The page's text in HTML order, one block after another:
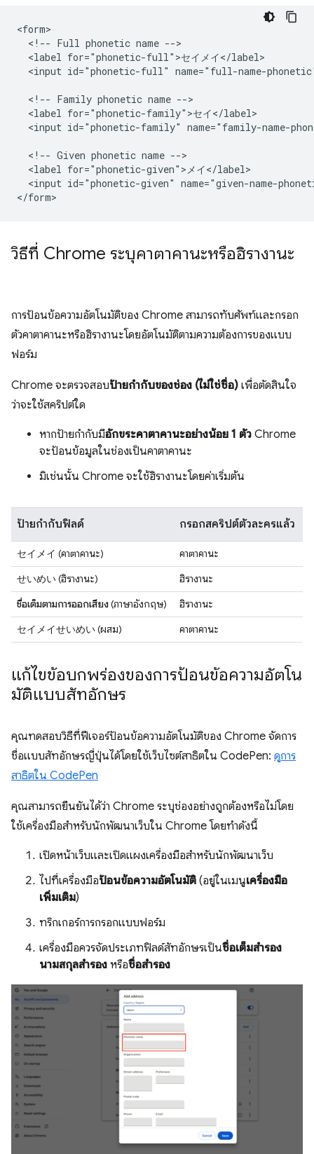
<form>
  <!-- Full phonetic name -->
  <label for="phonetic-full">セイメイ</label>
<input id="phonetic-full" name="full-name-
  <!-- Family phonetic name -->
  <label for="phonetic-family">セイ</label>
<input id="phonetic-family" name="family-name-
  <!-- Given phonetic name -->
  <label for="phonetic-given">メイ</label>
<input id="phonetic-given" name="given-name-
วิธีที่ Chrome ระบุคาตาคานะหรือฮิรางานะ
การป้อนข้อความอัตโนมัติของ Chrome สามารถทับศัพท์และกรอก
ตัวคาตาคานะหรือฮิรางานะโดยอัตโนมัติตามความต้องการของแบบ
ฟอร์ม
Chrome จะตรวจสอบป้ายกำกับของช่อง (ไม่ใช่ชื่อ) เพื่อตัดสินใจ
ว่าจะใช้สคริปต์ใด
หากป้ายกำกับมีอักขระคาตาคานะอย่างน้อย 1 ตัว Chrome
จะป้อนข้อมูลในช่องเป็นคาตาคานะ
มิเช่นนั้น Chrome จะใช้ฮิรางานะโดยค่าเริ่มต้น
ป้ายกำกับฟิลด์ กรอกสคริปต์ตัวละครแล้ว
セイメイ (คาตาคานะ)
คาตาคานะ
せいめい(ฮิรางานะ)
ฮิรางานะ
ชื่อเต็มตามการออกเสียง(ภาษาอังกฤษ)
ฮิรางานะ
セイメイせいめい(ผสม) คาตาคานะ
แก้ไขข้อบกพร่องของการป้อนข้อความอัตโน
มัติแบบสัทอักษร
คุณทดสอบวิธีที่ฟีเจอร์ป้อนข้อความอัตโนมัติของ Chrome จัดการ
ชื่อแบบสัทอักษรญี่ปุ่นได้โดยใช้เว็บไซต์สาธิตใน CodePen: ดูการ
สาธิตใน CodePen
คุณสามารถยืนยันได้ว่า Chrome ระบุช่องอย่างถูกต้องหรือไม่โดย
ใช้เครื่องมือสำหรับนักพัฒนาเว็บใน Chrome โดยทำดังนี้
เปิดหน้าเว็บและเปิดแผงเครื่องมือสำหรับนักพัฒนาเว็บ
ไปที่เครื่องมือป้อนข้อความอัตโนมัติ (อยู่ในเมนูเครื่องมือ
เพิ่มเติม)
ทริกเกอร์การกรอกแบบฟอร์ม
เครื่องมือควรจัดประเภทฟิลด์สัทอักษรเป็นชื่อเต็มสำรอง
นามสกุลสำรอง หรือชื่อสำรอง